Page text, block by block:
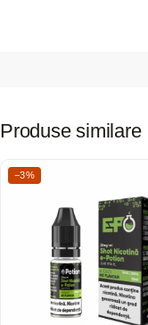
Produse similare
−3%